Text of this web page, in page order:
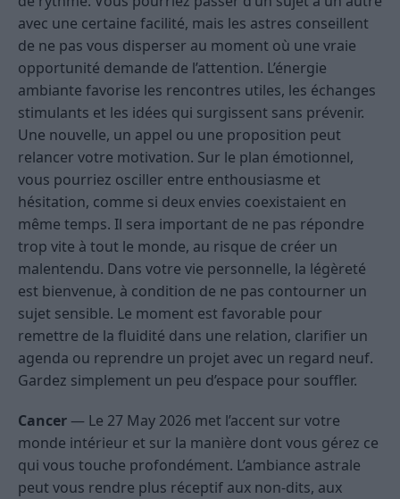
avec une certaine facilité, mais les astres conseillent
de ne pas vous disperser au moment où une vraie
opportunité demande de l’attention. L’énergie
ambiante favorise les rencontres utiles, les échanges
stimulants et les idées qui surgissent sans prévenir.
Une nouvelle, un appel ou une proposition peut
relancer votre motivation. Sur le plan émotionnel,
vous pourriez osciller entre enthousiasme et
hésitation, comme si deux envies coexistaient en
même temps. Il sera important de ne pas répondre
trop vite à tout le monde, au risque de créer un
malentendu. Dans votre vie personnelle, la légèreté
est bienvenue, à condition de ne pas contourner un
sujet sensible. Le moment est favorable pour
remettre de la fluidité dans une relation, clarifier un
agenda ou reprendre un projet avec un regard neuf.
Gardez simplement un peu d’espace pour souffler.
Cancer — Le 27 May 2026 met l’accent sur votre
monde intérieur et sur la manière dont vous gérez ce
qui vous touche profondément. L’ambiance astrale
peut vous rendre plus réceptif aux non-dits, aux